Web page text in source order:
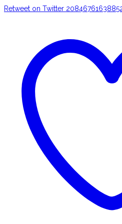
Retweet on Twitter